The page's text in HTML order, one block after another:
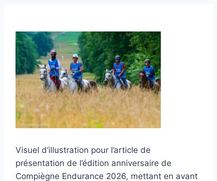
Visuel d’illustration pour l’article de
présentation de l’édition anniversaire de
Compiègne Endurance 2026, mettant en avant